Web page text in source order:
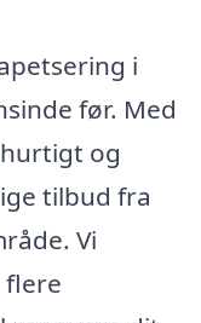
i
før. Med
og
tilbud fra
Vi
flere